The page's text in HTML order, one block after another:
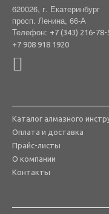
620026, г. Екатеринбург
просп. Ленина, 66-А
Телефон: +7 (343) 216-78-
+7 908 918 1920
Каталог алмазного
Оплата и доставка
Прайс-листы
О компании
Контакты